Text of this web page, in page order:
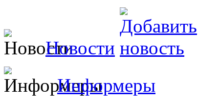
Новости
Информеры